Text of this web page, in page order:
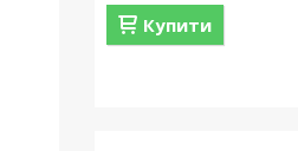
Купити